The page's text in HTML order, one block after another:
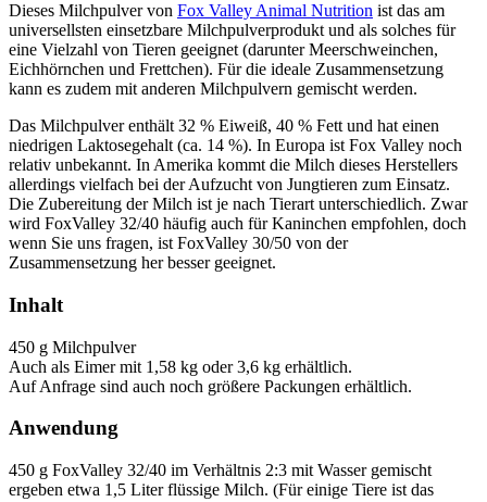
Dieses Milchpulver von Fox Valley Animal Nutrition ist das am
universellsten einsetzbare Milchpulverprodukt und als solches für
eine Vielzahl von Tieren geeignet (darunter Meerschweinchen,
Eichhörnchen und Frettchen). Für die ideale Zusammensetzung
kann es zudem mit anderen Milchpulvern gemischt werden.
Das Milchpulver enthält 32 % Eiweiß, 40 % Fett und hat einen
niedrigen Laktosegehalt (ca. 14 %). In Europa ist Fox Valley noch
relativ unbekannt. In Amerika kommt die Milch dieses Herstellers
allerdings vielfach bei der Aufzucht von Jungtieren zum Einsatz.
Die Zubereitung der Milch ist je nach Tierart unterschiedlich. Zwar
wird FoxValley 32/40 häufig auch für Kaninchen empfohlen, doch
wenn Sie uns fragen, ist FoxValley 30/50 von der
Zusammensetzung her besser geeignet.
Inhalt
450 g Milchpulver
Auch als Eimer mit 1,58 kg oder 3,6 kg erhältlich.
Auf Anfrage sind auch noch größere Packungen erhältlich.
Anwendung
450 g FoxValley 32/40 im Verhältnis 2:3 mit Wasser gemischt
ergeben etwa 1,5 Liter flüssige Milch. (Für einige Tiere ist das